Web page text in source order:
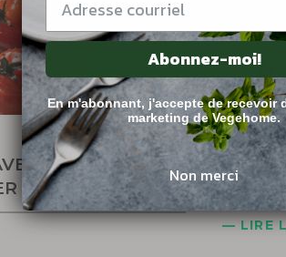
HERBS AND
BBQS
avril 26,
— LIRE
Abonnez-moi!
En m'abonnant, j'accepte de recevoir
marketing de Vegehome.
Non merci